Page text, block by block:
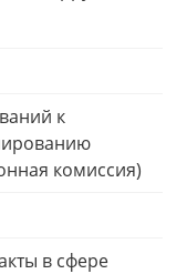
к
комиссия)
в сфере